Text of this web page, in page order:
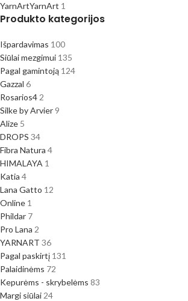
YarnArtYarnArt 1
Produkto kategorijos
Išpardavimas 100
Siūlai mezgimui 135
Pagal gamintoją 124
Gazzal 6
Rosarios4 2
Silke by Arvier 9
Alize 5
DROPS 34
Fibra Natura 4
HIMALAYA 1
Katia 4
Lana Gatto 12
Online 1
Phildar 7
Pro Lana 2
YARNART 36
Pagal paskirtį 131
Palaidinėms 72
Kepurėms - skrybelėms 83
Margi siūlai 24